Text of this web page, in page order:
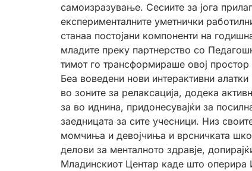
самоизразување. Сесиите за јога
експерименталните уметнички
станаа постојани компоненти на
младите преку партнерство со
тимот го трансформираше овој
Беа воведени нови интерактивни
во зоните за релаксација, додека
за во иднина, придонесувајќи за
заедницата за сите учесници. Низ
момчиња и девојчиња и врсничката
делови за менталното здравје,
Младинскиот Центар каде што оперира